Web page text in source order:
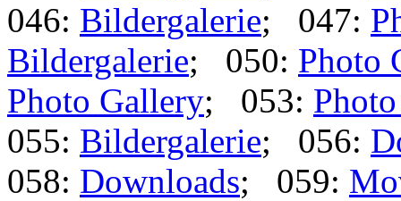
046: Bildergalerie; 047:
Bildergalerie; 050: Photo
Photo Gallery; 053:
055: Bildergalerie; 056:
058: Downloads; 059: